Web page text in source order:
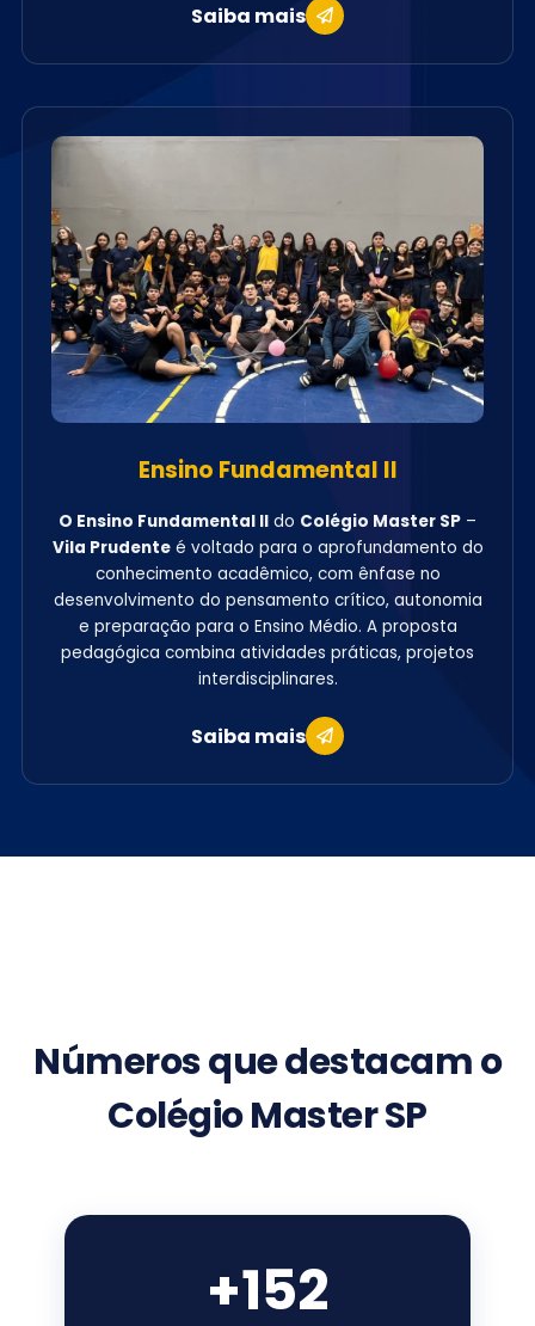
Saiba mais
Ensino Fundamental II
O Ensino Fundamental II do Colégio Master SP –
Vila Prudenteé voltado para o aprofundamento do
conhecimento acadêmico, com ênfase no
desenvolvimento do pensamento crítico, autonomia
e preparação para o Ensino Médio. A proposta
pedagógica combina atividades práticas, projetos
interdisciplinares.
Saiba mais
Números que destacam o
Colégio Master SP
+152